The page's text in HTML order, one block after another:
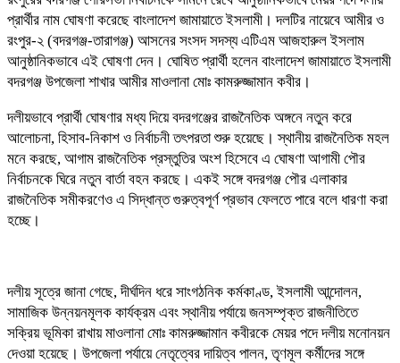
প্রার্থীর নাম ঘোষণা করেছে বাংলাদেশ জামায়াতে ইসলামী। দলটির নায়েবে আমীর ও
রংপুর-২ (বদরগঞ্জ-তারাগঞ্জ) আসনের সংসদ সদস্য এটিএম আজহারুল ইসলাম
আনুষ্ঠানিকভাবে এই ঘোষণা দেন। ঘোষিত প্রার্থী হলেন বাংলাদেশ জামায়াতে ইসলামী
বদরগঞ্জ উপজেলা শাখার আমীর মাওলানা মোঃ কামরুজ্জামান কবীর।
দলীয়ভাবে প্রার্থী ঘোষণার মধ্য দিয়ে বদরগঞ্জের রাজনৈতিক অঙ্গনে নতুন করে
আলোচনা, হিসাব-নিকাশ ও নির্বাচনী তৎপরতা শুরু হয়েছে। স্থানীয় রাজনৈতিক মহল
মনে করছে, আগাম রাজনৈতিক প্রস্তুতির অংশ হিসেবে এ ঘোষণা আগামী পৌর
নির্বাচনকে ঘিরে নতুন বার্তা বহন করছে। একই সঙ্গে বদরগঞ্জ পৌর এলাকার
রাজনৈতিক সমীকরণেও এ সিদ্ধান্ত গুরুত্বপূর্ণ প্রভাব ফেলতে পারে বলে ধারণা করা
হচ্ছে।
দলীয় সূত্রে জানা গেছে, দীর্ঘদিন ধরে সাংগঠনিক কর্মকাণ্ড, ইসলামী আন্দোলন,
সামাজিক উন্নয়নমূলক কার্যক্রম এবং স্থানীয় পর্যায়ে জনসম্পৃক্ত রাজনীতিতে
সক্রিয় ভূমিকা রাখায় মাওলানা মোঃ কামরুজ্জামান কবীরকে মেয়র পদে দলীয় মনোনয়ন
দেওয়া হয়েছে। উপজেলা পর্যায়ে নেতৃত্বের দায়িত্ব পালন, তৃণমূল কর্মীদের সঙ্গে